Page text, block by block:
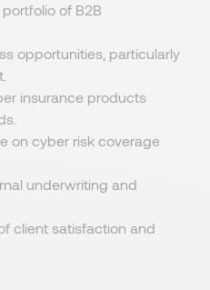
of B2B
opportunities, particularly
insurance products
on cyber risk coverage
underwriting and
client satisfaction and